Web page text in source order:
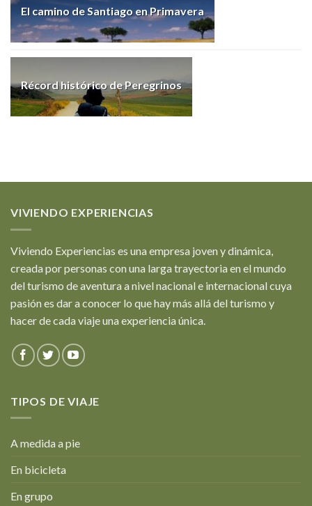
El camino de Santiago en Primavera
Récord histórico de Peregrinos
VIVIENDO EXPERIENCIAS
Viviendo Experiencias es una empresa joven y dinámica,
creada por personas con una larga trayectoria en el mundo
del turismo de aventura a nivel nacional e internacional cuya
pasión es dar a conocer lo que hay más allá del turismo y
hacer de cada viaje una experiencia única.
TIPOS DE VIAJE
A medida a pie
En bicicleta
En grupo